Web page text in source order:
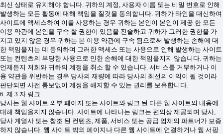
최신 상태로 유지해야 합니다. 귀하의 계정, 사용자 이름 또는 비밀 번호로 인해
발생하는 모든 활동에 대해 책임을 질것을 동의합니다. 귀하가 타인을 대신하여
사이트에 액세스하여 이를 사용하는 경우 귀하는 본인이 본인이 제공 한 모든
이용 약관에 본인을 구속 할 권한이 있음을 진술하고 귀하가 그러한 권한을 가
지고 있지 않은 경우 귀하는 본 이용 약관에 구속 됨으로써 발생하는 손해에 대
한 책임을지는 데 동의하며 그러한 액세스 또는 사용으로 인해 발생하는 사이트
또는 컨텐츠의 부당한 사용으로 인한 손해에 대한 책임을지지 않습니다. 귀하는
언제든지 저희와 귀하의 계정을 취소 할 수 있습니다. 서비스를 거부하거나 이
용 약관을 위반하는 경우 당사의 재량에 따라 당사의 최선의 이익이 될 것이라
판단되면 사전 통보없이 계정을 해지할 수 있는 권리를 보유합니다.
6. 제 3 자 링크
당사는 웹 사이트 외부 페이지 또는 사이트와 링크 된 다른 웹 사이트의 내용에
대해 책임을지지 않습니다. 사이트에 나타나는 링크는 편의상 제공되며 당사,
당사 계열사 또는 참조 된 컨텐츠, 제품, 서비스 또는 공급 업체의 파트너가 보증
하지 않습니다. 웹 사이트 밖의 페이지나 다른 웹 사이트에 연결하거나 웹 서핑